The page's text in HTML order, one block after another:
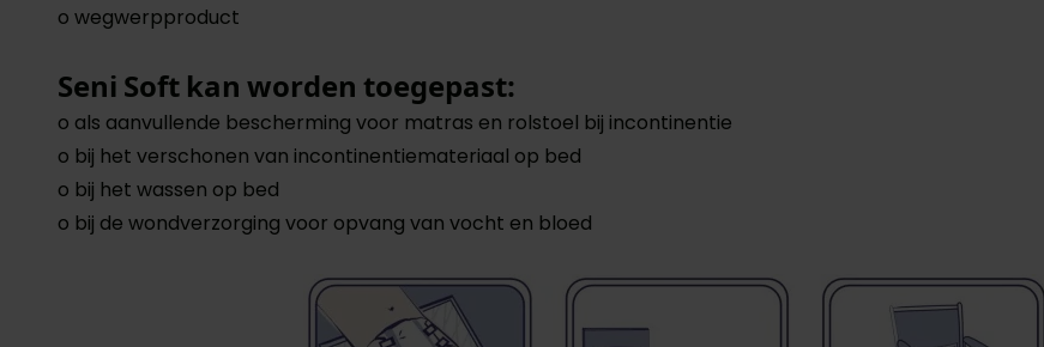
o wegwerpproduct
Seni Soft kan worden toegepast:
o als aanvullende bescherming voor matras en rolstoel bij incontinentie
o bij het verschonen van incontinentiemateriaal op bed
o bij het wassen op bed
o bij de wondverzorging voor opvang van vocht en bloed